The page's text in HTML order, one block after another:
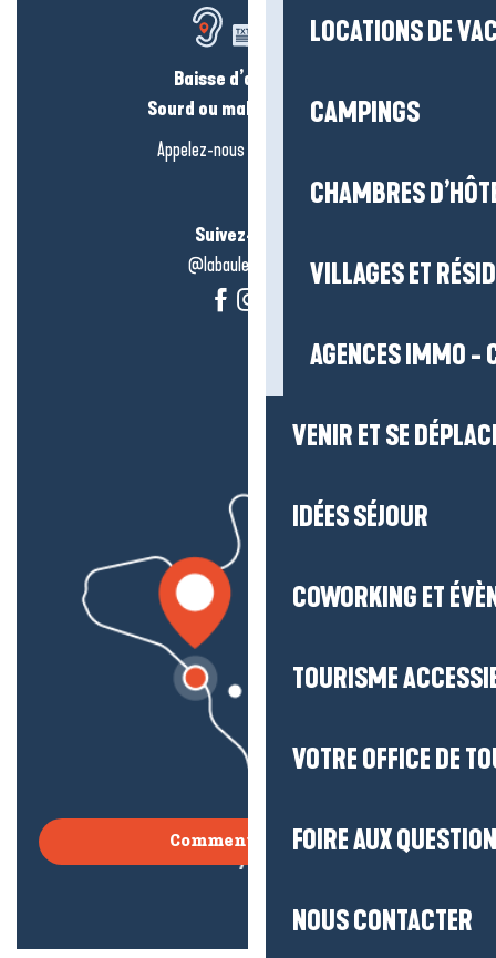
LOCATIONS DE
CAMPINGS
CHAMBRES
VILLAGES ET
AGENCES IMMO -
VENIR ET SE
IDÉES SÉJOUR
COWORKING ET
TOURISME
VOTRE OFFICE DE
FOIRE AUX
NOUS CONTACTER
Baisse d’audition ?
Sourd ou malentendant ?
Appelez-nous en
Suivez-nous !
@labauleguérande
Comment venir ?